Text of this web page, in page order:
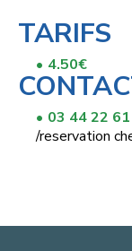
TARIFS
4.50€
03 44 22
/reservation